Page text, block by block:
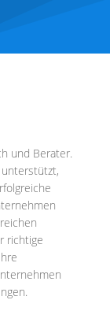
und Berater.
richtige